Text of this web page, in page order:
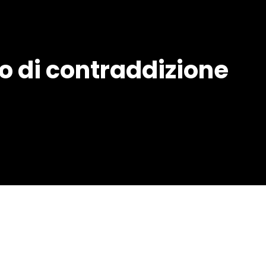
di contraddizione